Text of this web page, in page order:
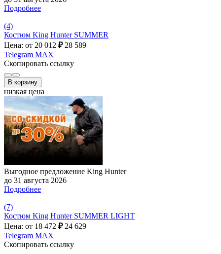
Подробнее
(4)
Костюм King Hunter SUMMER
Цена: от 20 012 ₽ 28 589
Telegram MAX
Скопировать ссылку
В корзину
низкая цена
Выгодное предложение King Hunter
до 31 августа 2026
Подробнее
(7)
Костюм King Hunter SUMMER LIGHT
Цена: от 18 472 ₽ 24 629
Telegram MAX
Скопировать ссылку